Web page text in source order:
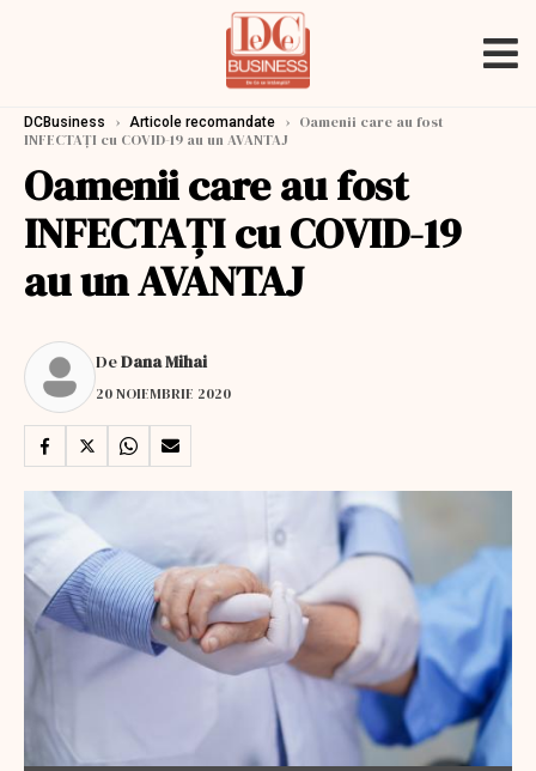
DCBusiness › Articole recomandate › Oamenii care au fost
INFECTAȚI cu COVID-19 au un AVANTAJ
Oamenii care au fost
INFECTAȚI cu COVID-19
au un AVANTAJ
DeDana Mihai
20 NOIEMBRIE 2020